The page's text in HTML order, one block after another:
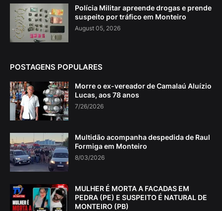
Polícia Militar apreende drogas e prende
suspeito por tráfico em Monteiro
August 05, 2026
POSTAGENS POPULARES
Morre o ex-vereador de Camalaú Aluízio
Lucas, aos 78 anos
7/26/2026
Multidão acompanha despedida de Raul
Formiga em Monteiro
8/03/2026
MULHER É MORTA A FACADAS EM
PEDRA (PE) E SUSPEITO É NATURAL DE
MONTEIRO (PB)